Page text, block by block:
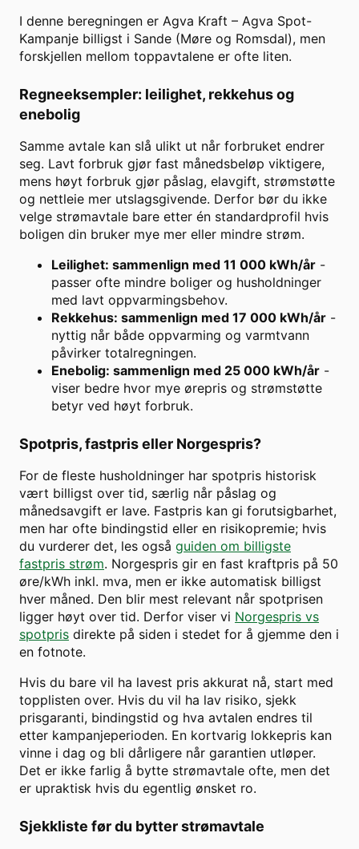
I denne beregningen er Agva Kraft – Agva Spot-
Kampanje billigst i Sande (Møre og Romsdal), men
forskjellen mellom toppavtalene er ofte liten.
Regneeksempler: leilighet, rekkehus og
enebolig
Samme avtale kan slå ulikt ut når forbruket endrer
seg. Lavt forbruk gjør fast månedsbeløp viktigere,
mens høyt forbruk gjør påslag, elavgift, strømstøtte
og nettleie mer utslagsgivende. Derfor bør du ikke
velge strømavtale bare etter én standardprofil hvis
boligen din bruker mye mer eller mindre strøm.
Leilighet: sammenlign med 11 000 kWh/år -
passer ofte mindre boliger og husholdninger
med lavt oppvarmingsbehov.
Rekkehus: sammenlign med 17 000 kWh/år -
nyttig når både oppvarming og varmtvann
påvirker totalregningen.
Enebolig: sammenlign med 25 000 kWh/år -
viser bedre hvor mye ørepris og strømstøtte
betyr ved høyt forbruk.
Spotpris, fastpris eller Norgespris?
For de fleste husholdninger har spotpris historisk
vært billigst over tid, særlig når påslag og
månedsavgift er lave. Fastpris kan gi forutsigbarhet,
men har ofte bindingstid eller en risikopremie; hvis
du vurderer det, les også guiden om billigste
fastpris strøm. Norgespris gir en fast kraftpris på 50
øre/kWh inkl. mva, men er ikke automatisk billigst
hver måned. Den blir mest relevant når spotprisen
ligger høyt over tid. Derfor viser vi Norgespris vs
spotpris direkte på siden i stedet for å gjemme den i
en fotnote.
Hvis du bare vil ha lavest pris akkurat nå, start med
topplisten over. Hvis du vil ha lav risiko, sjekk
prisgaranti, bindingstid og hva avtalen endres til
etter kampanjeperioden. En kortvarig lokkepris kan
vinne i dag og bli dårligere når garantien utløper.
Det er ikke farlig å bytte strømavtale ofte, men det
er upraktisk hvis du egentlig ønsket ro.
Sjekkliste før du bytter strømavtale